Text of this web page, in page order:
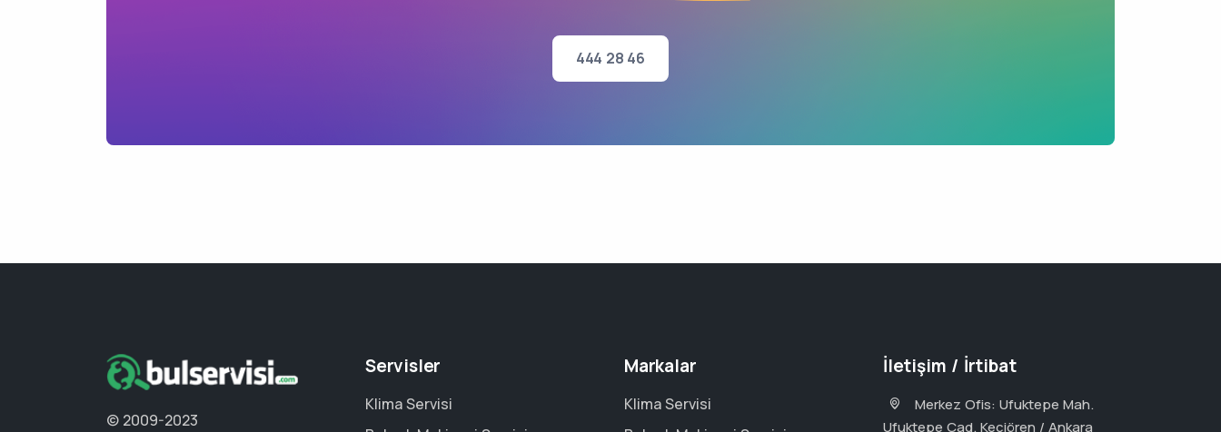
444 28 46
© 2009-2023
Servisler
Klima Servisi
Markalar
Klima Servisi
İletişim / İrtibat
Merkez Ofis: Ufuktepe Mah.
Ufuktepe Cad. Keçiören / Ankara